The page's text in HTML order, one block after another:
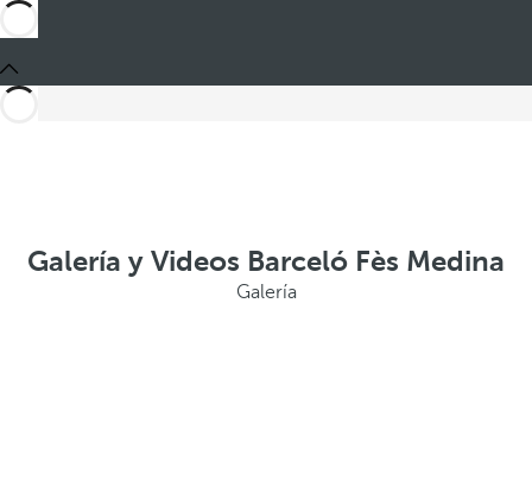
Galería y Videos Barceló Fès Medina
Galería